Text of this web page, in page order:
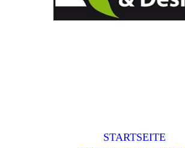
STARTSEITE